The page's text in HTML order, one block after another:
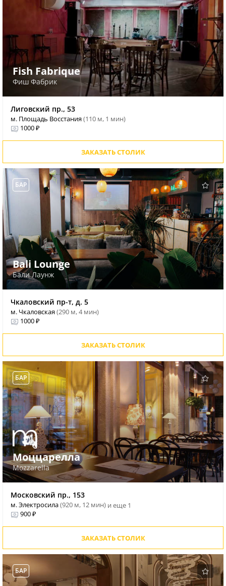
Fish Fabrique
Фиш Фабрик
Лиговский пр., 53
м. Площадь Восстания(110 м, 1 мин)
1000 ₽
ЗАКАЗАТЬ СТОЛИК
БАР
Bali Lounge
Бали Лаунж
Чкаловский пр-т, д. 5
м. Чкаловская(290 м, 4 мин)
1000 ₽
ЗАКАЗАТЬ СТОЛИК
БАР
Моццарелла
Mozzarella
Московский пр., 153
м. Электросила(920 м, 12 мин) и еще 1
900 ₽
ЗАКАЗАТЬ СТОЛИК
БАР